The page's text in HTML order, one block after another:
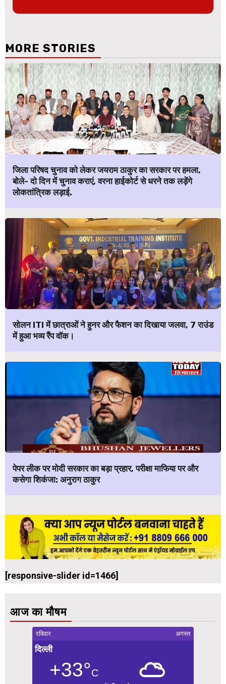
MORE STORIES
जिला परिषद चुनाव को लेकर जयराम ठाकुर का सरकार पर हमला,
बोले- दो दिन में चुनाव कराएं, वरना हाईकोर्ट से धरने तक लड़ेंगे
लोकतांत्रिक लड़ाई.
सोलन ITI में छात्राओं ने हुनर और फैशन का दिखाया जलवा, 7 राउंड
में हुआ भव्य रैंप वॉक।
पेपर लीक पर मोदी सरकार का बड़ा प्रहार, परीक्षा माफिया पर और
कसेगा शिकंजा: अनुराग ठाकुर
[responsive-slider id=1466]
आज का मौषम
रविवार अगस्त
दिल्ली
+33°C